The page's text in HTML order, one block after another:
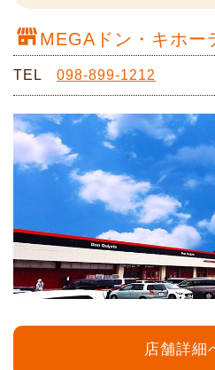
MEGAドン・キホー
TEL 098-899-1212
店舗詳細